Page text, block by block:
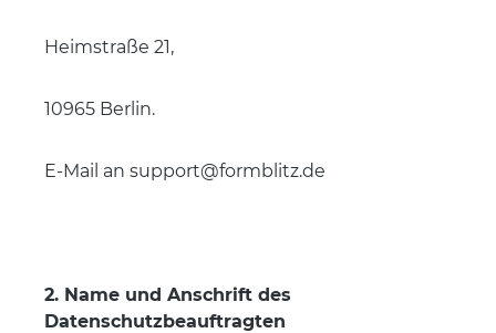
Heimstraße 21,
10965 Berlin.
E-Mail an support@formblitz.de
2. Name und Anschrift des
Datenschutzbeauftragten